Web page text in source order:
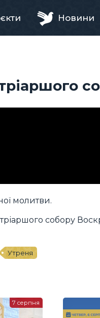
Новини
молитви.
собору
Утреня
7 серпня